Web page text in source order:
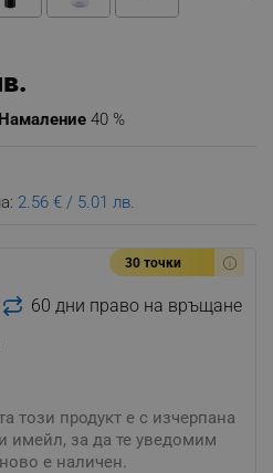
Намаление 40 %
2.56 € / 5.01 лв.
30 точки
60 дни право на връщане
този продукт е с изчерпана
имейл, за да те уведомим
е наличен.